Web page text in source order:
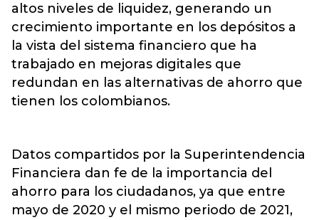
altos niveles de liquidez, generando un
crecimiento importante en los depósitos a
la vista del sistema financiero que ha
trabajado en mejoras digitales que
redundan en las alternativas de ahorro que
tienen los colombianos.
Datos compartidos por la Superintendencia
Financiera dan fe de la importancia del
ahorro para los ciudadanos, ya que entre
mayo de 2020 y el mismo periodo de 2021,